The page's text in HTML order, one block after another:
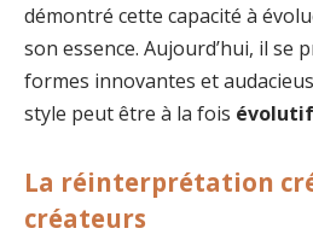
démontré cette capacité à
son essence. Aujourd’hui, il se
formes innovantes et
style peut être à la fois évolutif
La réinterprétation
créateurs